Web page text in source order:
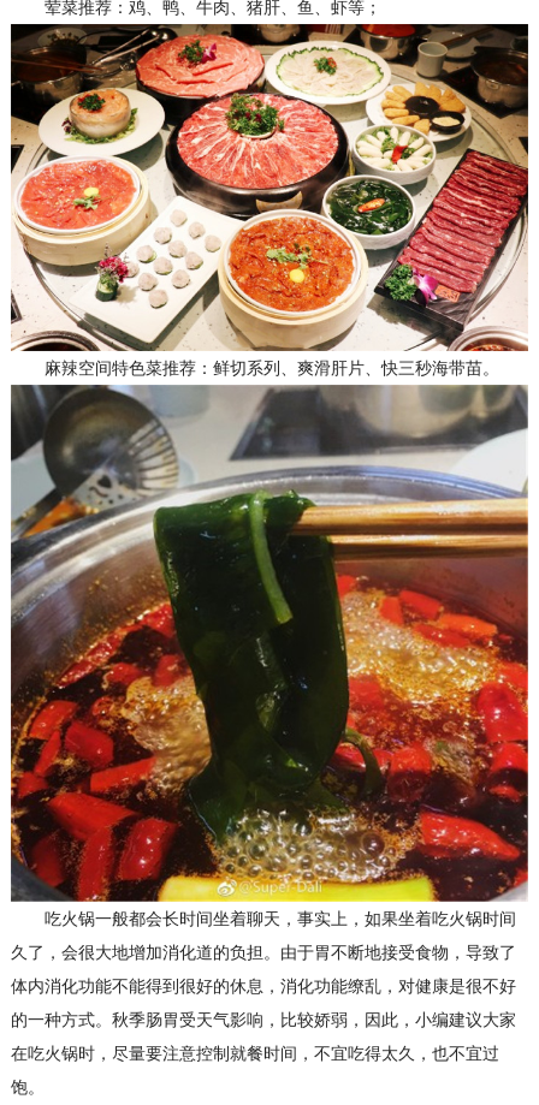
荤菜推荐：鸡、鸭、牛肉、猪肝、鱼、虾等；
麻辣空间特色菜推荐：鲜切系列、爽滑肝片、快三秒海带苗。
吃火锅一般都会长时间坐着聊天，事实上，如果坐着吃火锅时间
久了，会很大地增加消化道的负担。由于胃不断地接受食物，导致了
体内消化功能不能得到很好的休息，消化功能缭乱，对健康是很不好
的一种方式。 秋季肠胃受天气影响，比较娇弱，因此，小编建议大家
在吃火锅时，尽量要注意控制就餐时间，不宜吃得太久，也不宜过
饱。